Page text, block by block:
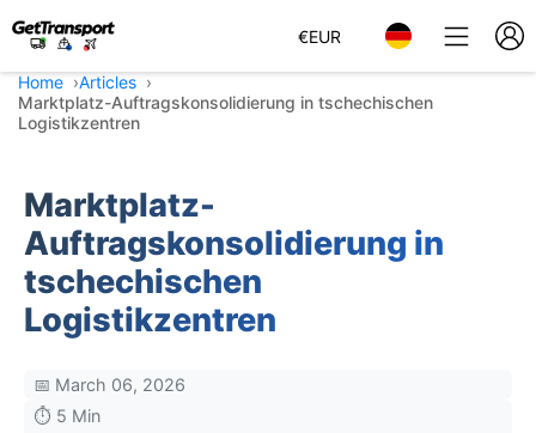
€EUR
Home
Articles
Marktplatz-Auftragskonsolidierung in tschechischen
Logistikzentren
Marktplatz-
Auftragskonsolidierung in
tschechischen
Logistikzentren
📅 March 06, 2026
⏱️ 5 Min